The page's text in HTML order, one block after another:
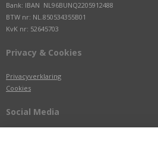
Bank: IBAN NL96BUNQ2205912488
BTW nr: NL.850534355B01
KvK nr: 52645703
Privacy & Cookies
Privacyverklaring
Cookies
Social Media